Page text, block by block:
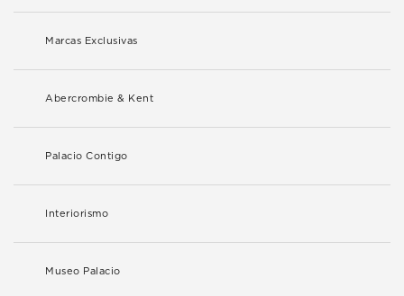
Marcas Exclusivas
Abercrombie & Kent
Palacio Contigo
Interiorismo
Museo Palacio